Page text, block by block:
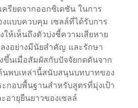
รียดจากออกซิเดชัน ในการ
แบบควบคุม เซลล์ที่ได้รับการ
ให้เห็นถึงตัวบ่งชี้ความเสียหาย
งอย่างมีนัยสำคัญ และรักษา
ขึ้นเมื่อสัมผัสกับปัจจัยกดดันจาก
นพบเหล่านี้สนับสนุนบทบาทของ
ะกอบพื้นฐานสำหรับสูตรที่มุ่งเป้า
ายุยืนยาวของเซลล์